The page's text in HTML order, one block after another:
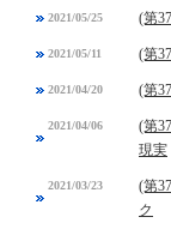
2021/05/25 (第
2021/05/11 (第
2021/04/20 (第
2021/04/06
(第
現実
2021/03/23
(第
ク